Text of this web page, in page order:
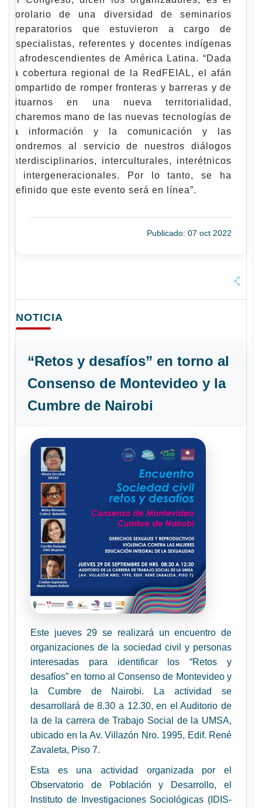
corolario de una diversidad de seminarios
preparatorios que estuvieron a cargo de
especialistas, referentes y docentes indígenas
y afrodescendientes de América Latina. “Dada
la cobertura regional de la RedFEIAL, el afán
compartido de romper fronteras y barreras y de
situarnos en una nueva territorialidad,
echaremos mano de las nuevas tecnologías de
la información y la comunicación y las
pondremos al servicio de nuestros diálogos
interdisciplinarios, interculturales, interétnicos
e intergeneracionales. Por lo tanto, se ha
definido que este evento será en línea”.
Publicado: 07 oct 2022
NOTICIA
“Retos y desafíos” en torno al
Consenso de Montevideo y la
Cumbre de Nairobi
Este jueves 29 se realizará un encuentro de
organizaciones de la sociedad civil y personas
interesadas para identificar los “Retos y
desafíos” en torno al Consenso de Montevideo y
la Cumbre de Nairobi. La actividad se
desarrollará de 8.30 a 12.30, en el Auditorio de
la de la carrera de Trabajo Social de la UMSA,
ubicado en la Av. Villazón Nro. 1995, Edif. René
Zavaleta, Piso 7.
Esta es una actividad organizada por el
Observatorio de Población y Desarrollo, el
Instituto de Investigaciones Sociológicas (IDIS-